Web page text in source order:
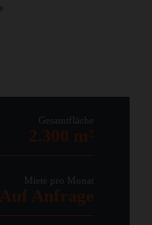
Gesamtfläche
2.300 m²
Miete pro Monat
Auf Anfrage